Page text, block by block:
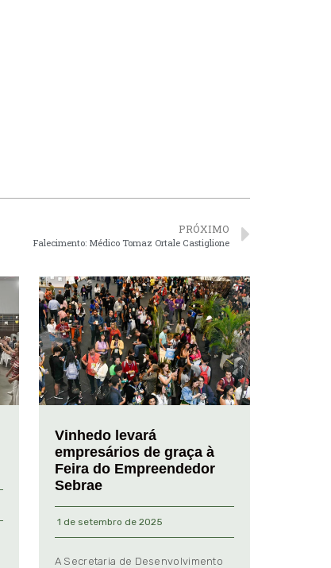
PRÓXIMO
Falecimento: Médico Tomaz Ortale Castiglione
Vinhedo levará
empresários de graça à
Feira do Empreendedor
Sebrae
1 de setembro de 2025
A Secretaria de Desenvolvimento